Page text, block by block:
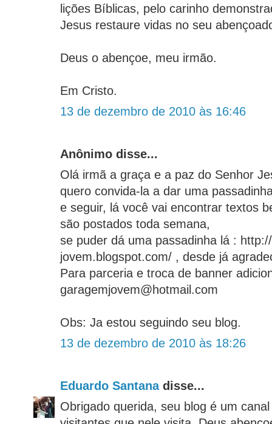
lições Bíblicas, pelo carinho
Jesus restaure vidas no seu
Deus o abençoe, meu irmão.
Em Cristo.
13 de dezembro de 2010 às 16:46
Anônimo disse...
Olá irmã a graça e a paz do Senhor
quero convida-la a dar uma
e seguir, lá você vai encontrar textos
são postados toda semana,
se puder dá uma passadinha lá :
jovem.blogspot.com/ , desde já
Para parceria e troca de banner
garagemjovem@hotmail.com
Obs: Ja estou seguindo seu blog.
13 de dezembro de 2010 às 18:26
Eduardo Santanadisse...
Obrigado querida, seu blog é um